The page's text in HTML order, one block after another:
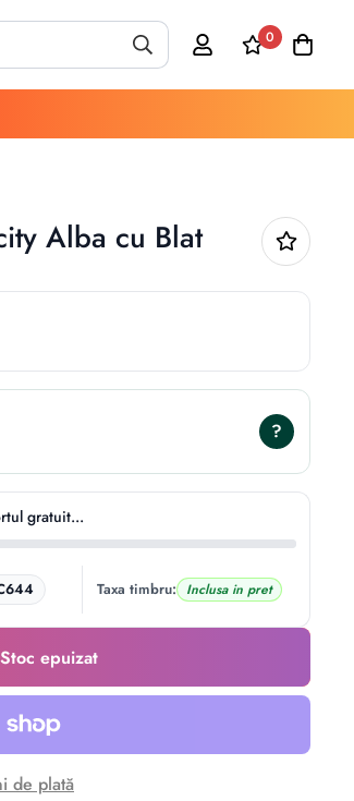
0
Alba cu Blat
?
gratuit...
Taxa timbru: Inclusa in pret
Stoc epuizat
de plată